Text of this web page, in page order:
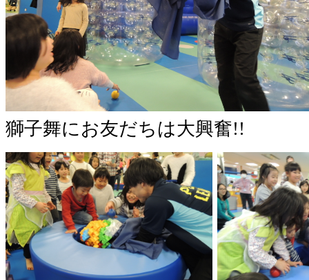
獅子舞にお友だちは大興奮!!